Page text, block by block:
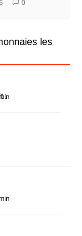
0
les
: